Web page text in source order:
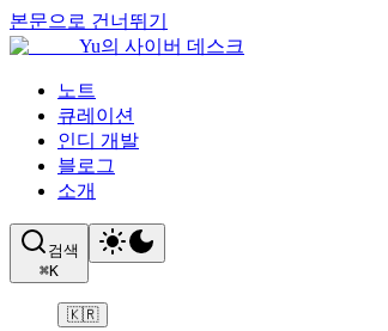
본문으로 건너뛰기
Yu의 사이버 데스크
노트
큐레이션
인디 개발
블로그
소개
검색
⌘K
🇰🇷